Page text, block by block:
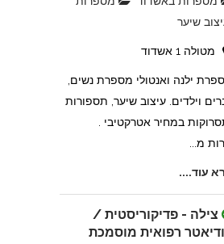
שיער
מטולה 1 אשדוד
ילנה ואנטולי מספרת נשים,
וילדים. עיצוב שיער, תספורות
במחיר אטרקטיבי .
מ...
עוד....
צילה - פדיקוריסטית /
רפואית מוסמכת